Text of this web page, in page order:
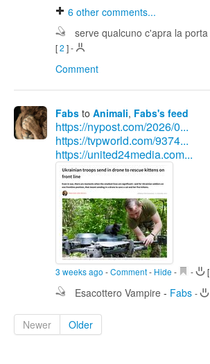
6 other comments...
serve qualcuno c'apra la porta
[2 ]-
Comment
Fabs to Animali, Fabs's feed
https://nypost.com/2026/0...
https://tvpworld.com/9374...
https://united24media.com...
3 weeks ago -Comment- Hide - - [
Esacottero Vampire - Fabs -
Newer Older